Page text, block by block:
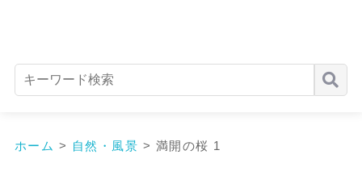
ホーム > 自然・風景 > 満開の桜 1